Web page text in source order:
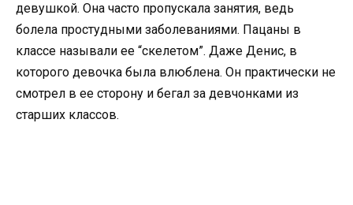
девушкой. Она часто пропускала занятия, ведь
болела простудными заболеваниями. Пацаны в
классе называли ее “скелетом”. Даже Денис, в
которого девочка была влюблена. Он практически не
смотрел в ее сторону и бегал за девчонками из
старших классов.